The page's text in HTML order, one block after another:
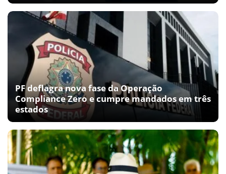
PF deflagra nova fase da Operação
Compliance Zero e cumpre mandados em três
estados